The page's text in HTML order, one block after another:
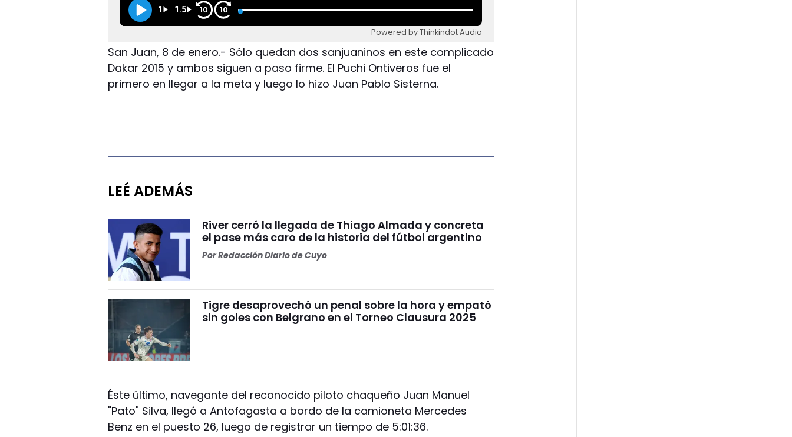
1 1.5 10 10
Powered by Thinkindot Audio
San Juan, 8 de enero.- Sólo quedan dos sanjuaninos en este complicado
Dakar 2015 y ambos siguen a paso firme. El Puchi Ontiveros fue el
primero en llegar a la meta y luego lo hizo Juan Pablo Sisterna.
LEÉ ADEMÁS
River cerró la llegada de Thiago Almada y concreta
el pase más caro de la historia del fútbol argentino
PorRedacción Diario de Cuyo
Tigre desaprovechó un penal sobre la hora y empató
sin goles con Belgrano en el Torneo Clausura 2025
Éste último, navegante del reconocido piloto chaqueño Juan Manuel
"Pato" Silva, llegó a Antofagasta a bordo de la camioneta Mercedes
Benz en el puesto 26, luego de registrar un tiempo de 5:01:36.